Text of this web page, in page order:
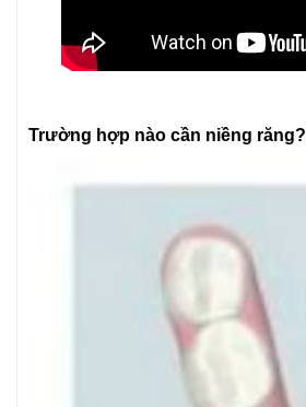
Trang chủ Bảng giá dịch vụ
Trường hợp nào cần niềng răng?